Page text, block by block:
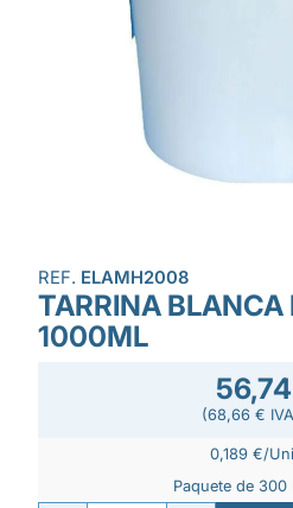
REF. ELAMH2008
TARRINA BLANCA
1000ML
(68,66 €
0,189 €/
Paquete de 300